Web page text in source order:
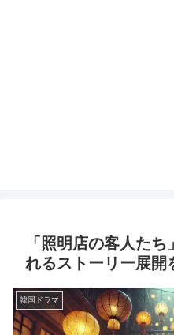
「照明店の客人た
れるストーリー展開
韓国ドラマ